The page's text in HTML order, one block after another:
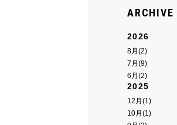
ARCHIVE
2026
8月(2)
7月(9)
6月(2)
2025
12月(1)
10月(1)